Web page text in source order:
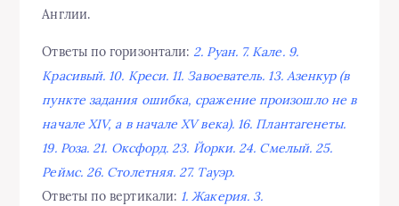
Англии.
Ответы по горизонтали:2. Руан. 7. Кале. 9.
Красивый. 10. Креси. 11. Завоеватель. 13. Азенкур (в
пункте задания ошибка, сражение произошло не в
начале XIV, а в начале XV века). 16. Плантагенеты.
19. Роза. 21. Оксфорд. 23. Йорки. 24. Смелый. 25.
Реймс. 26. Столетняя. 27. Тауэр.
Ответы по вертикали: 1. Жакерия. 3.